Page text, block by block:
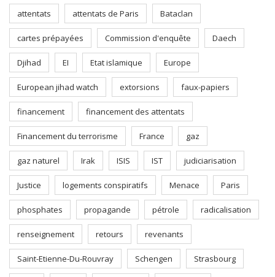
attentats attentats de Paris Bataclan
cartes prépayées Commission d'enquête Daech
Djihad EI Etat islamique Europe
European jihad watch extorsions faux-papiers
financement financement des attentats
Financement du terrorisme France gaz
gaz naturel Irak ISIS IST judiciarisation
Justice logements conspiratifs Menace Paris
phosphates propagande pétrole radicalisation
renseignement retours revenants
Saint-Etienne-Du-Rouvray Schengen Strasbourg